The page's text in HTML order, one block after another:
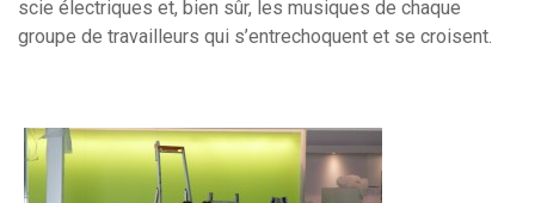
scie électriques et, bien sûr, les musiques de chaque
groupe de travailleurs qui s’entrechoquent et se croisent.